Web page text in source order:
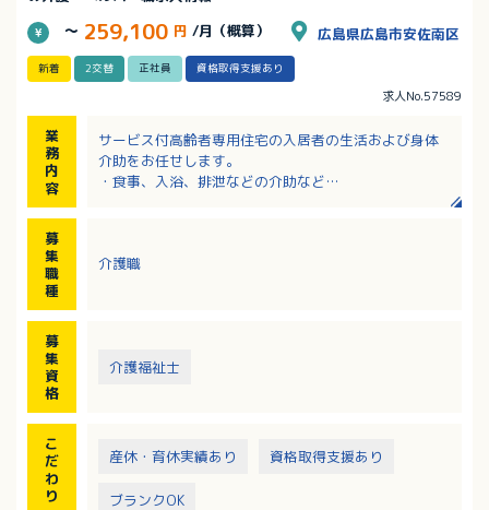
～ 259,100 円 /月（概算） 広島県広島市安佐南区
新着 2交替 正社員 資格取得支援あり
求人No.57589
業
務
内
容
サービス付高齢者専用住宅の入居者の生活および身体
介助をお任せします。
・食事、入浴、排泄などの介助など
募
集
職
種
介護職
募
集
資
格
介護福祉士
こ
だ
わ
り
産休・育休実績あり 資格取得支援あり
ブランクOK